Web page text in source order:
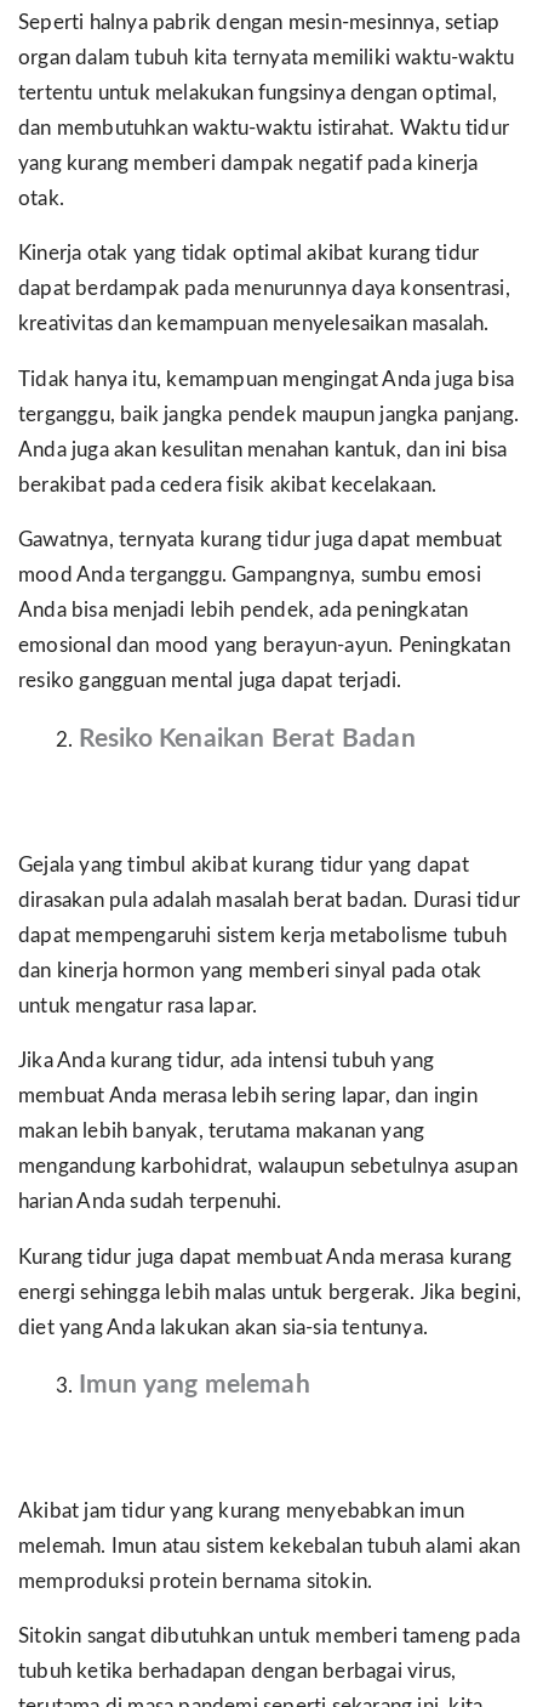
Seperti halnya pabrik dengan mesin-mesinnya, setiap
organ dalam tubuh kita ternyata memiliki waktu-waktu
tertentu untuk melakukan fungsinya dengan optimal,
dan membutuhkan waktu-waktu istirahat. Waktu tidur
yang kurang memberi dampak negatif pada kinerja
otak.
Kinerja otak yang tidak optimal akibat kurang tidur
dapat berdampak pada menurunnya daya konsentrasi,
kreativitas dan kemampuan menyelesaikan masalah.
Tidak hanya itu, kemampuan mengingat Anda juga bisa
terganggu, baik jangka pendek maupun jangka panjang.
Anda juga akan kesulitan menahan kantuk, dan ini bisa
berakibat pada cedera fisik akibat kecelakaan.
Gawatnya, ternyata kurang tidur juga dapat membuat
mood Anda terganggu. Gampangnya, sumbu emosi
Anda bisa menjadi lebih pendek, ada peningkatan
emosional dan mood yang berayun-ayun. Peningkatan
resiko gangguan mental juga dapat terjadi.
Resiko Kenaikan Berat Badan
Gejala yang timbul akibat kurang tidur yang dapat
dirasakan pula adalah masalah berat badan. Durasi tidur
dapat mempengaruhi sistem kerja metabolisme tubuh
dan kinerja hormon yang memberi sinyal pada otak
untuk mengatur rasa lapar.
Jika Anda kurang tidur, ada intensi tubuh yang
membuat Anda merasa lebih sering lapar, dan ingin
makan lebih banyak, terutama makanan yang
mengandung karbohidrat, walaupun sebetulnya asupan
harian Anda sudah terpenuhi.
Kurang tidur juga dapat membuat Anda merasa kurang
energi sehingga lebih malas untuk bergerak. Jika begini,
diet yang Anda lakukan akan sia-sia tentunya.
Imun yang melemah
Akibat jam tidur yang kurang menyebabkan imun
melemah. Imun atau sistem kekebalan tubuh alami akan
memproduksi protein bernama sitokin.
Sitokin sangat dibutuhkan untuk memberi tameng pada
tubuh ketika berhadapan dengan berbagai virus,